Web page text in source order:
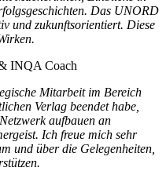
Das UNORD
und zukunftsorientiert. Diese
INQA Coach
Mitarbeit im Bereich
Verlag beendet habe,
aufbauen an
Ich freue mich sehr
und über die Gelegenheiten,